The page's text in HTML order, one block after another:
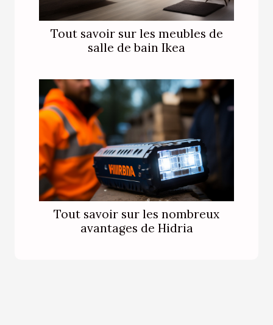
Tout savoir sur les meubles de
salle de bain Ikea
Tout savoir sur les nombreux
avantages de Hidria